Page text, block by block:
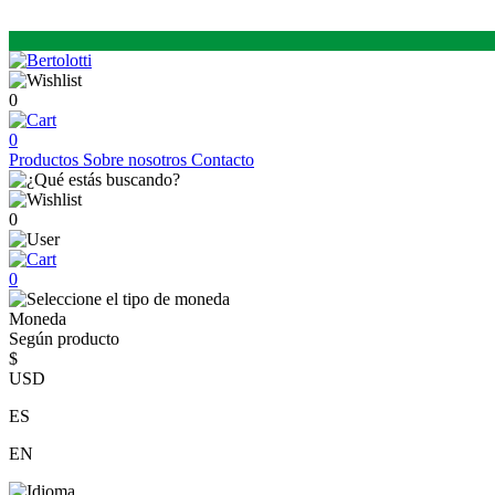
0
0
Productos Sobre nosotros Contacto
0
0
Moneda
Según producto
$
USD
ES
EN